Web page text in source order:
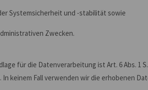
Systemsicherheit und -stabilität sowie
Zwecken.
für die Datenverarbeitung ist Art. 6 Abs.
keinem Fall verwenden wir die erhobenen